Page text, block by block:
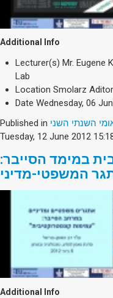
Additional Info
Lecturer(s) Mr. Eugene
Lab
Location Smolarz
Date Wednesday, 06
Published in השנתי השני
Tuesday, 12 June 2012
במימד הסייבר:
המשפטי-מדיני
Additional Info